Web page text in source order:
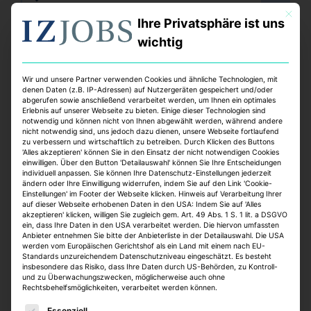
online seit 1 Woche
Technische Projektsteuerung für
den Bereich Sanierung /
Modernisierung von
Wohngebäuden und
Quartiersentwicklung (w/m/d)
Bundesanstalt für Immobilienaufgaben
Hannover, Oldenburg
online seit 1 Woche
Mit
Ihre Privatsphäre ist uns
wichtig
Wir und unsere Partner verwenden Cookies und ähnliche Technologien, mit
denen Daten (z.B. IP-Adressen) auf Nutzergeräten gespeichert und/oder
abgerufen sowie anschließend verarbeitet werden, um Ihnen ein optimales
Erlebnis auf unserer Webseite zu bieten. Einige dieser Technologien sind
notwendig und können nicht von Ihnen abgewählt werden, während andere
nicht notwendig sind, uns jedoch dazu dienen, unsere Webseite fortlaufend
zu verbessern und wirtschaftlich zu betreiben. Durch Klicken des Buttons
'Alles akzeptieren' können Sie in den Einsatz der nicht notwendigen Cookies
einwilligen. Über den Button 'Detailauswahl' können Sie Ihre Entscheidungen
individuell anpassen. Sie können Ihre Datenschutz-Einstellungen jederzeit
ändern oder Ihre Einwilligung widerrufen, indem Sie auf den Link 'Cookie-
Einstellungen' im Footer der Webseite klicken. Hinweis auf Verarbeitung Ihrer
auf dieser Webseite erhobenen Daten in den USA: Indem Sie auf 'Alles
akzeptieren' klicken, willigen Sie zugleich gem. Art. 49 Abs. 1 S. 1 lit. a DSGVO
ein, dass Ihre Daten in den USA verarbeitet werden. Die hiervon umfassten
Anbieter entnehmen Sie bitte der Anbieterliste in der Detailauswahl. Die USA
werden vom Europäischen Gerichtshof als ein Land mit einem nach EU-
Standards unzureichendem Datenschutzniveau eingeschätzt. Es besteht
insbesondere das Risiko, dass Ihre Daten durch US-Behörden, zu Kontroll-
und zu Überwachungszwecken, möglicherweise auch ohne
Rechtsbehelfsmöglichkeiten, verarbeitet werden können.
Es folgt eine Liste der Service-Gruppen, für die eine